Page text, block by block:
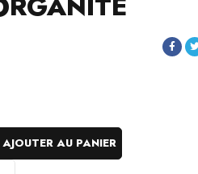
AJOUTER AU PANIER